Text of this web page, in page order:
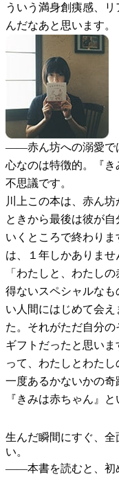
ういう満身創痍感、
んだなあと思います。
――赤ん坊への溺愛で
心なのは特徴的。『
不思議です。
川上 この本は、赤ん
ときから最後は彼が
いくところで終わり
は、１年しかありま
「わたしと、わたし
得ないスペシャルな
い人間にはじめて会
た。それがただ自分
ギフトだったと思い
って、わたしとわた
一度あるかないかの奇
『きみは赤ちゃん』
生んだ瞬間にすぐ、
い。
――本書を読むと、初